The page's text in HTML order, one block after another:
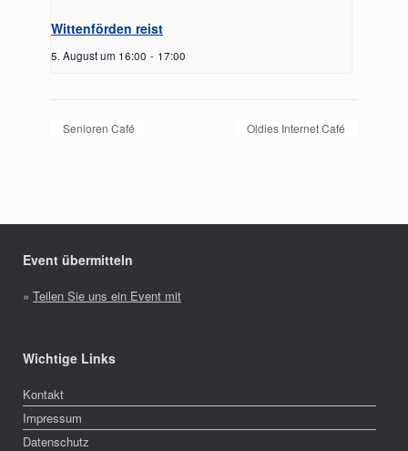
Wittenförden reist
5. August um 16:00 - 17:00
Senioren Café Oldies Internet Café
Event übermitteln
» Teilen Sie uns ein Event mit
Wichtige Links
Kontakt
Impressum
Datenschutz